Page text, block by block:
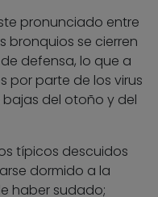
pronunciado entre
bronquios se cierren
defensa, lo que a
por parte de los virus
del otoño y del
típicos descuidos
dormido a la
haber sudado;